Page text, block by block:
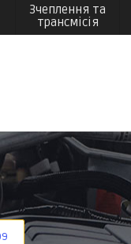
Зчеплення та
трансмісія